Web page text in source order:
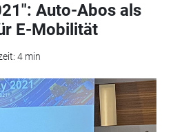
Auto-Abos als
E-Mobilität
4 min